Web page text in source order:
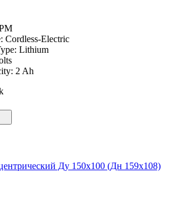
Cordless-Electric
Lithium
2 Ah
Ду 150х100 (Дн 159х108)